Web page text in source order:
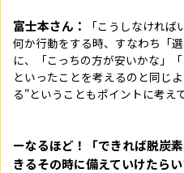
富士本さん：
「こうしなければ
何か行動をする時、すなわち「
に、「こっちの方が安いかな」
といったことを考えるのと同じ
る"ということもポイントに考え
ーなるほど！「できれば脱炭
きるその時に備えていけたらい